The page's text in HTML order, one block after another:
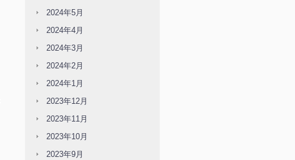
2024年5月
2024年4月
2024年3月
2024年2月
2024年1月
2023年12月
2023年11月
2023年10月
2023年9月